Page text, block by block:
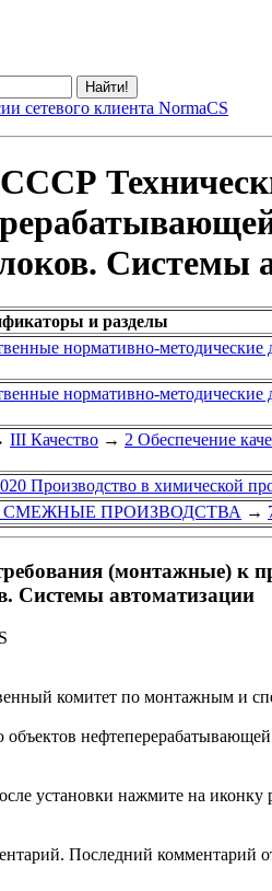
сетевого клиента NormaCS
Системы
и разделы
нормативно-методические
нормативно-методические
III Качество → 2 Обеспечение
Производство в химической
СМЕЖНЫЕ ПРОИЗВОДСТВА →
(монтажные) к
Системы автоматизации
комитет по монтажным и
установки нажмите на иконку
Последний комментарий